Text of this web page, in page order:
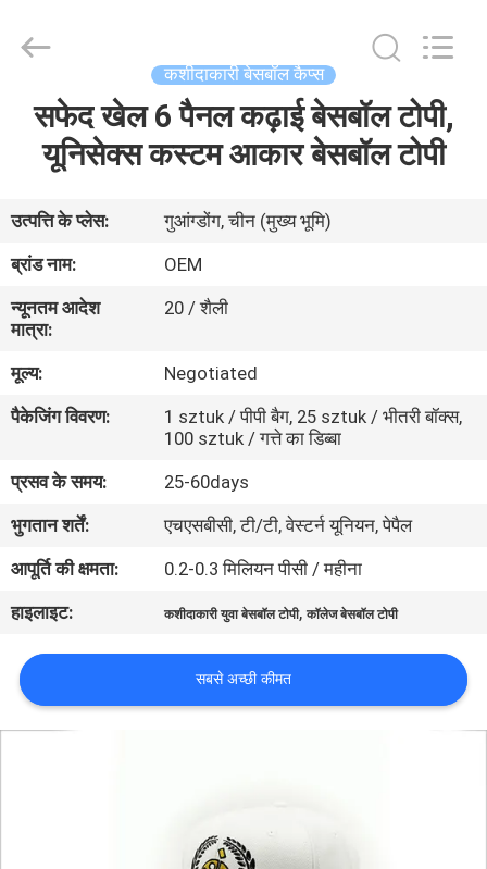
हमारे
बारे
में
कारखाना
गुणवत्ता
नियंत्रण
संपर्क
करें
समाचार
Manufacturing
Reserved.
कशीदाकारी बेसबॉल कैप्स
सफेद खेल 6 पैनल कढ़ाई बेसबॉल टोपी,
यूनिसेक्स कस्टम आकार बेसबॉल टोपी
उत्पत्ति के प्लेस:
गुआंग्डोंग, चीन (मुख्य भूमि)
ब्रांड नाम:
OEM
न्यूनतम आदेश
मात्रा:
20 / शैली
मूल्य:
Negotiated
पैकेजिंग विवरण:
1 sztuk / पीपी बैग, 25 sztuk / भीतरी बॉक्स,
100 sztuk / गत्ते का डिब्बा
प्रसव के समय:
25-60days
भुगतान शर्तें:
एचएसबीसी, टी/टी, वेस्टर्न यूनियन, पेपैल
आपूर्ति की क्षमता:
0.2-0.3 मिलियन पीसी / महीना
हाइलाइट:
कशीदाकारी युवा बेसबॉल टोपी,कॉलेज बेसबॉल टोपी
सबसे अच्छी कीमत